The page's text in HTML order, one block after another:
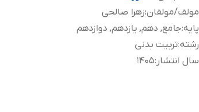
مولف/مولفان:زهرا صالحی
پایه:جامع, دهم, یازدهم, دوازدهم
رشته:تربیت بدنی
سال انتشار :
1405